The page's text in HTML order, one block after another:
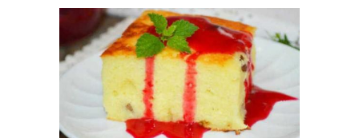
Манная запеканка Запеканка на сковороде
Запеканка с яблоками Запеканки с яблоками